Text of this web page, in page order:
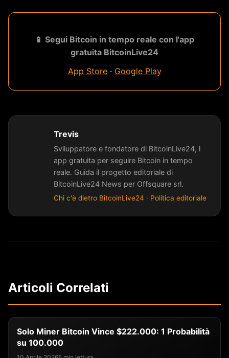
📱 Segui Bitcoin in tempo reale con l'app
gratuita BitcoinLive24
App Store· Google Play
Trevis
Sviluppatore e fondatore di BitcoinLive24, l
app gratuita per seguire Bitcoin in tempo
reale. Guida il progetto editoriale di
BitcoinLive24 News per Offsquare srl.
Chi c'è dietro BitcoinLive24 · Politica editoriale
Articoli Correlati
Solo Miner Bitcoin Vince $222.000: 1 Probabilità
su 100.000